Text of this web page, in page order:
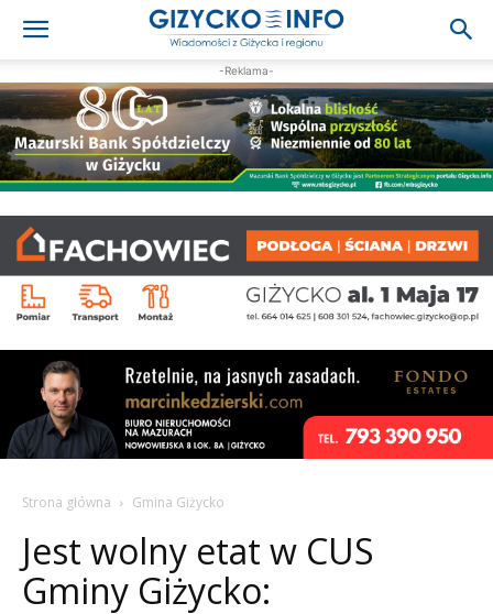
-Reklama-
Strona główna Gmina Giżycko
Jest wolny etat w CUS
Gminy Giżycko: